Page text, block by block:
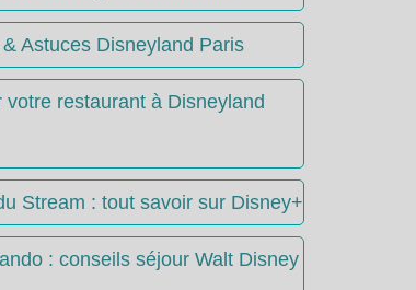
Astuces Disneyland Paris
votre restaurant à Disneyland
Stream : tout savoir sur Disney+
: conseils séjour Walt Disney